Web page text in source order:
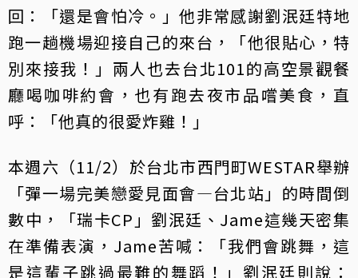
回：「還是會怕冷。」他非常感謝劉泯廷特地
跑一趟機場迎接自己的來台，「他很貼心，特
別來接我！」兩人也去台北101的高空景觀餐
廳喝咖啡約會，也有跑去夜市品嚐美食，直
呼：「他真的很愛炸雞！」
本週六（11/2）於台北市西門町WESTAR舉辦
「彈一場完美戀愛見面會—台北站」的時間倒
數中，「瑞卡CP」劉泯廷、Jame這幾天密集
在準備表演，Jame苦喊：「我們會跳舞，這
是這輩子跳過最難的舞蹈！」劉泯廷則說：